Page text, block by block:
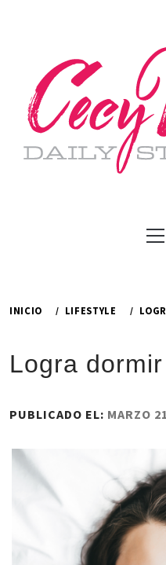
INICIO LIFESTYLE
Logra
PUBLICADO EL: MARZO